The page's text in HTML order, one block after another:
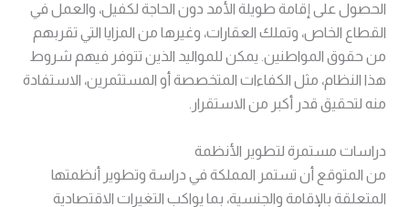
الحصول على إقامة طويلة الأمد دون الحاجة لكفيل، والعمل في
القطاع الخاص، وتملك العقارات، وغيرها من المزايا التي تقربهم
من حقوق المواطنين. يمكن للمواليد الذين تتوفر فيهم شروط
هذا النظام، مثل الكفاءات المتخصصة أو المستثمرين، الاستفادة
منه لتحقيق قدر أكبر من الاستقرار.
دراسات مستمرة لتطوير الأنظمة
من المتوقع أن تستمر المملكة في دراسة وتطوير أنظمتها
المتعلقة بالإقامة والجنسية، بما يواكب التغيرات الاقتصادية